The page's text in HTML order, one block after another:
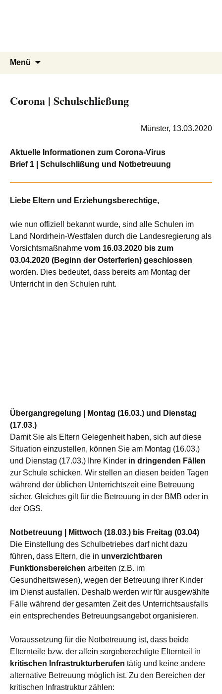
Menü
Corona | Schulschließung
Münster, 13.03.2020
Aktuelle Informationen zum Corona-Virus
Brief 1 | Schulschlißung und Notbetreuung
Liebe Eltern und Erziehungsberechtige,
wie nun offiziell bekannt wurde, sind alle Schulen im
Land Nordrhein-Westfalen durch die Landesregierung als
Vorsichtsmaßnahme vom 16.03.2020 bis zum
03.04.2020 (Beginn der Osterferien) geschlossen
worden. Dies bedeutet, dass bereits am Montag der
Unterricht in den Schulen ruht.
Übergangregelung | Montag (16.03.) und Dienstag
(17.03.)
Damit Sie als Eltern Gelegenheit haben, sich auf diese
Situation einzustellen, können Sie am Montag (16.03.)
und Dienstag (17.03.) Ihre Kinder in dringenden Fällen
zur Schule schicken. Wir stellen an diesen beiden Tagen
während der üblichen Unterrichtszeit eine Betreuung
sicher. Gleiches gilt für die Betreuung in der BMB oder in
der OGS.
Notbetreuung | Mittwoch (18.03.) bis Freitag (03.04)
Die Einstellung des Schulbetriebes darf nicht dazu
führen, dass Eltern, die in unverzichtbaren
Funktionsbereichen arbeiten (z.B. im
Gesundheitswesen), wegen der Betreuung ihrer Kinder
im Dienst ausfallen. Deshalb werden wir für ausgewählte
Fälle während der gesamten Zeit des Unterrichtsausfalls
ein entsprechendes Betreuungsangebot organisieren.
Voraussetzung für die Notbetreuung ist, dass beide
Elternteile bzw. der allein sorgeberechtigte Elternteil in
kritischen Infrastrukturberufen tätig und keine andere
alternative Betreuung möglich ist. Zu den Bereichen der
kritischen Infrastruktur zählen: